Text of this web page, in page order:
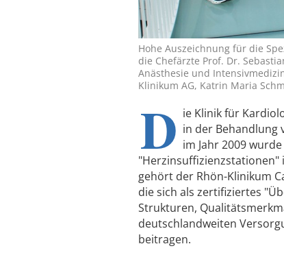
Hohe Auszeichnung für die
die Chefärzte Prof. Dr.
Anästhesie und
Klinikum AG, Katrin Maria
D ie Klinik für
in der Behandlung
im Jahr 2009
"Herzinsuffizienzstationen"
gehört der Rhön-Klinikum
die sich als zertifiziertes
Strukturen,
deutschlandweiten
beitragen.